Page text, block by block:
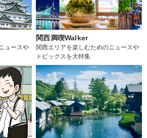
ュースや
関西満喫Walker
関西エリアを楽しむためのニュースや
トピックスを大特集